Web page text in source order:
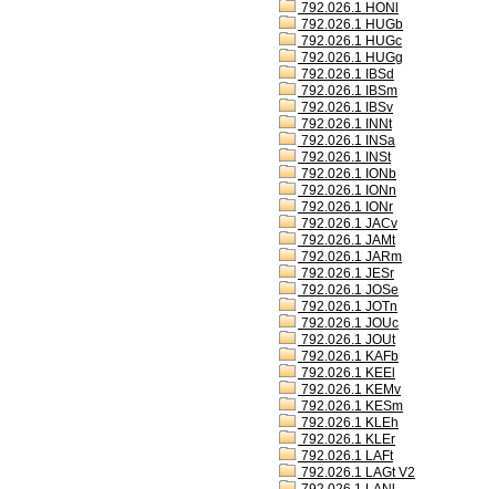
792.026.1 HONl
792.026.1 HUGb
792.026.1 HUGc
792.026.1 HUGg
792.026.1 IBSd
792.026.1 IBSm
792.026.1 IBSv
792.026.1 INNt
792.026.1 INSa
792.026.1 INSt
792.026.1 IONb
792.026.1 IONn
792.026.1 IONr
792.026.1 JACv
792.026.1 JAMt
792.026.1 JARm
792.026.1 JESr
792.026.1 JOSe
792.026.1 JOTn
792.026.1 JOUc
792.026.1 JOUt
792.026.1 KAFb
792.026.1 KEEl
792.026.1 KEMv
792.026.1 KESm
792.026.1 KLEh
792.026.1 KLEr
792.026.1 LAFt
792.026.1 LAGt V2